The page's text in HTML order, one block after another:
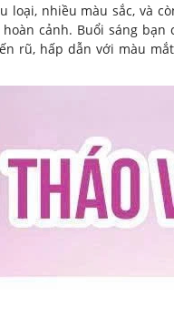
loại, nhiều màu sắc, và
cảnh. Buổi sáng
rũ, hấp dẫn với màu